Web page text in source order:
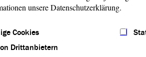
Anstrengung und
eben nicht die
Staatskosten.
unsere Datenschutzerklärung.
Cookies
Drittanbietern